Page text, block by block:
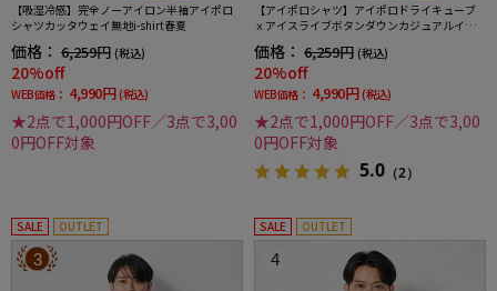
【吸湿冷感】完全ノーアイロン半袖アイポロ
シャツカッタウェイ無地i-shirt春夏
価格： 6,259円 (税込)
20%off
WEB価格： 4,990円 (税込)
★2点で1,000円OFF／3点で3,00
0円OFF対象
【アイポロシャツ】アイポロドライキューブ
ｘアイスライブボタンダウンカジュアルイン
ナー吸汗速乾抗菌加工ストレッチ形態安定春
夏
価格： 6,259円 (税込)
20%off
WEB価格： 4,990円 (税込)
★2点で1,000円OFF／3点で3,00
0円OFF対象
5.0 （2）
SALE OUTLET
3
SALE OUTLET
4